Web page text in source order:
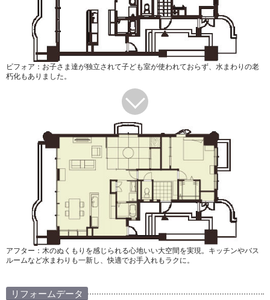
ビフォア：お子さま達が独立されて子ども室が使われておらず、水まわりの老
朽化もありました。
アフター：木のぬくもりを感じられる心地いい大空間を実現。キッチンやバス
ルームなど水まわりも一新し、快適でお手入れもラクに。
リフォームデータ